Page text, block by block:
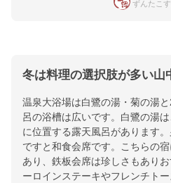
ずんたこ
冬は料理の選択肢が多い山
温泉大浴場は白鷺の湯・菊の湯
呂の浴槽は広いです。白鷺の湯
に位置する露天風呂があります
ですと和食会席です。こちらの
あり、鉄板会席は珍しさもあり
ーロインステーキやフレンチト